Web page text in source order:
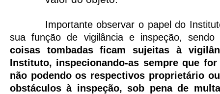
Importante observar o papel do
sua função de vigilância e inspeção,
coisas tombadas ficam sujeitas à
Instituto, inspecionando-as sempre que
não podendo os respectivos proprietário
obstáculos à inspeção, sob pena de